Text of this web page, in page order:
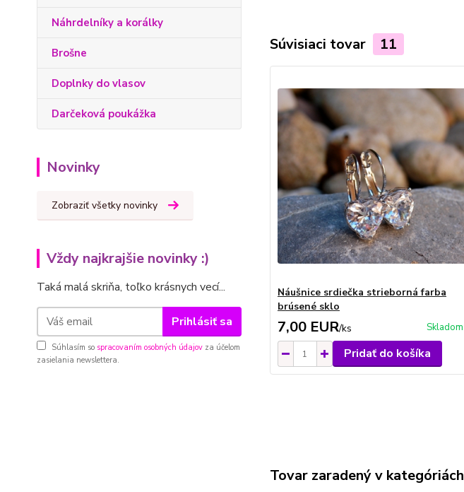
Náhrdelníky a korálky
Brošne
Doplnky do vlasov
Darčeková poukážka
Novinky
Zobraziť všetky novinky
Vždy najkrajšie novinky :)
Taká malá skriňa, toľko krásnych vecí...
Prihlásiť sa
Súhlasím so spracovaním osobných údajov za účelom
zasielania newslettera.
Súvisiaci tovar 11
Náušnice srdiečka strieborná farba
brúsené sklo
7,00 EUR/ks Skladom
Pridať do košíka
Tovar zaradený v kategóriách